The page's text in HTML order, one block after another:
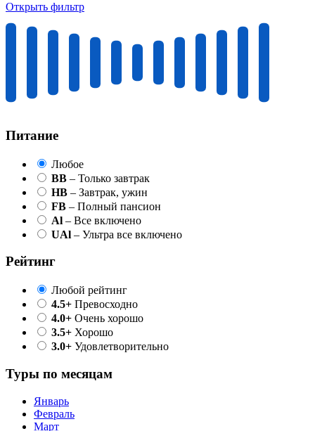
Открыть фильтр
Питание
Любое
BB – Только завтрак
HB – Завтрак, ужин
FB – Полный пансион
Al – Все включено
UAl – Ультра все включено
Рейтинг
Любой рейтинг
4.5+ Превосходно
4.0+ Очень хорошо
3.5+ Хорошо
3.0+ Удовлетворительно
Туры по месяцам
Январь
Февраль
Март